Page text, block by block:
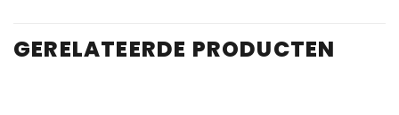
GERELATEERDE PRODUCTEN